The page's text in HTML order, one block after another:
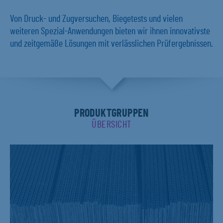
Von Druck- und Zugversuchen, Biegetests und vielen
weiteren Spezial-Anwendungen bieten wir ihnen innovativste
und zeitgemäße Lösungen mit verlässlichen Prüfergebnissen.
PRODUKTGRUPPEN
ÜBERSICHT